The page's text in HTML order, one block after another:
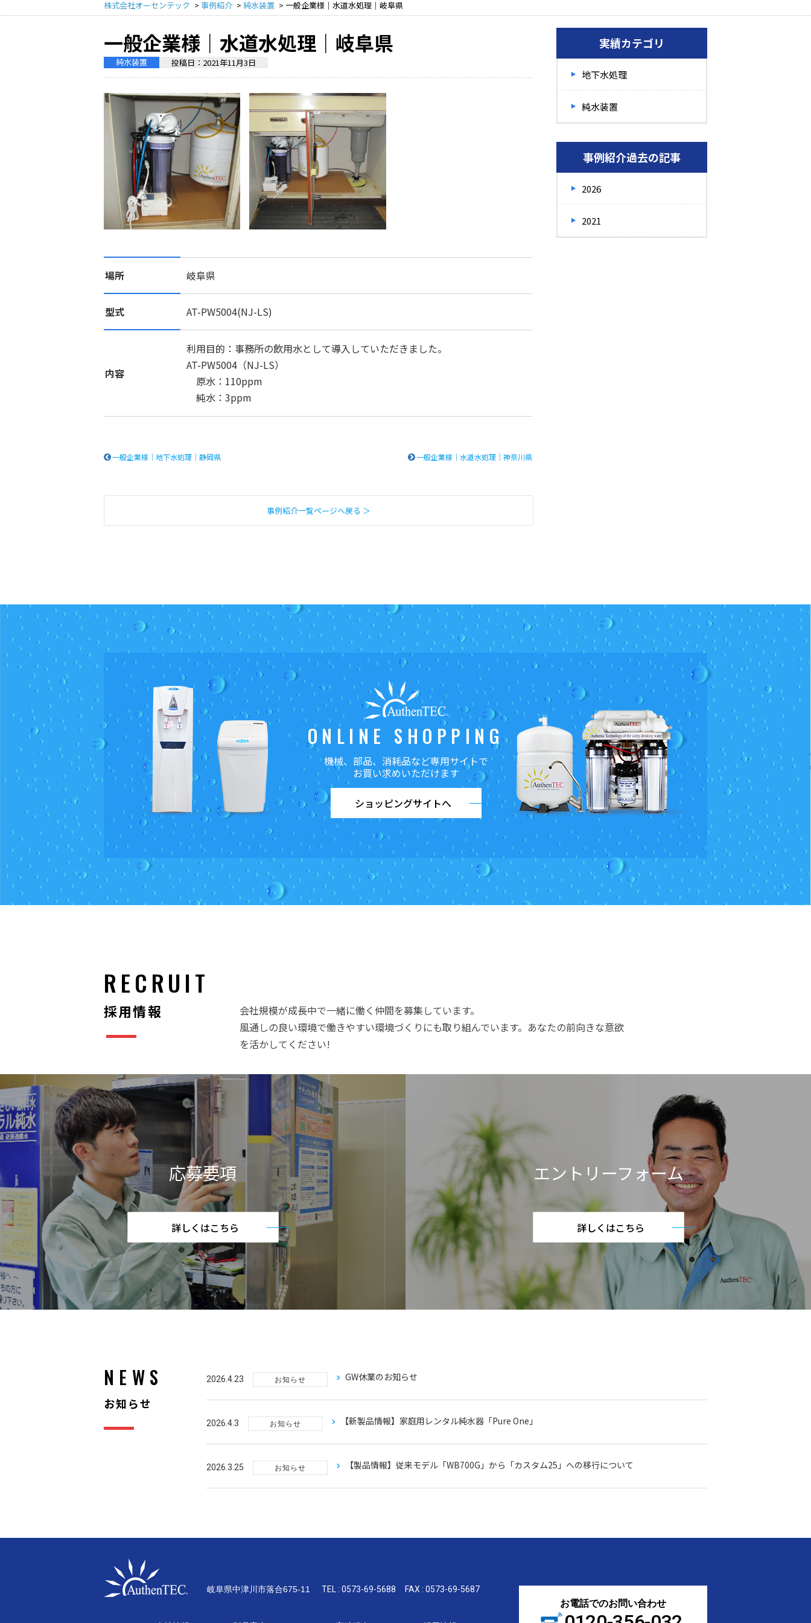
株式会社オーセンテック > 事例紹介 > 純水装置 > 一般企業様｜水道水処理｜岐阜県
一般企業様｜水道水処理｜岐阜県
純水装置 投稿日： 2021年11月3日
場所 岐阜県
型式 AT-PW5004(NJ-LS)
内容
利用目的：事務所の飲用水として導入していただきました。
AT-PW5004（NJ-LS）
原水：110ppm
純水：3ppm
一般企業様｜地下水処理｜静岡県 一般企業様｜水道水処理｜神奈川県
事例紹介一覧ページへ戻る ＞
実績カテゴリ
地下水処理
純水装置
事例紹介過去の記事
2026
2021
ONLINE SHOPPING
機械、部品、消耗品など専用サイトで
お買い求めいただけます
ショッピングサイトへ
RECRUIT
採用情報
会社規模が成長中で一緒に働く仲間を募集しています。
風通しの良い環境で働きやすい環境づくりにも取り組んでいます。あなたの前向きな意欲
を活かしてください!
応募要項
詳しくはこちら
エントリーフォーム
詳しくはこちら
NEWS
お知らせ
2026.4.23 お知らせ GW休業のお知らせ
2026.4.3 お知らせ 【新製品情報】家庭用レンタル純水器「Pure One」
2026.3.25 お知らせ 【製品情報】従来モデル「WB700G」から「カスタム25」への移行について
岐阜県中津川市落合675-11 TEL : 0573-69-5688 FAX : 0573-69-5687
お電話でのお問い合わせ